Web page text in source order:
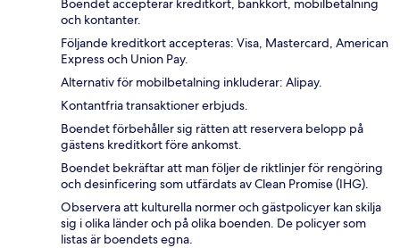
Boendet accepterar kreditkort, bankkort, mobilbetalning
och kontanter.
Följande kreditkort accepteras: Visa, Mastercard, American
Express och Union Pay.
Alternativ för mobilbetalning inkluderar: Alipay.
Kontantfria transaktioner erbjuds.
Boendet förbehåller sig rätten att reservera belopp på
gästens kreditkort före ankomst.
Boendet bekräftar att man följer de riktlinjer för rengöring
och desinficering som utfärdats av Clean Promise (IHG).
Observera att kulturella normer och gästpolicyer kan skilja
sig i olika länder och på olika boenden. De policyer som
listas är boendets egna.